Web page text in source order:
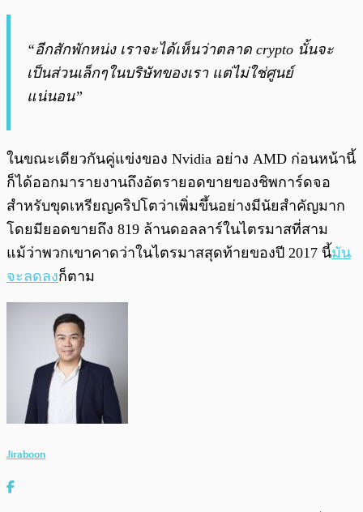
“อีกสักพักหน่ง เราจะได้เห็นว่าตลาด crypto นั้นจะ
เป็นส่วนเล็กๆในบริษัทของเรา แต่ไม่ใช่ศูนย์
แน่นอน”
ในขณะเดียวกันคู่แข่งของ Nvidia อย่าง AMD ก่อนหน้านี้
ก็ได้ออกมารายงานถึงอัตรายอดขายของชิพการ์ดจอ
สำหรับขุดเหรียญคริปโตว่าเพิ่มขึ้นอย่างมีนัยสำคัญมาก
โดยมียอดขายถึง 819 ล้านดอลลาร์ในไตรมาสที่สาม
แม้ว่าพวกเขาคาดว่าในไตรมาสสุดท้ายของปี 2017 นี้มัน
จะลดลงก็ตาม
Jiraboon